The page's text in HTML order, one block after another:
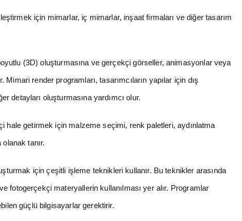
için mimarlar, iç mimarlar, inşaat firmaları ve diğer tasarım
(3D) oluşturmasına ve gerçekçi görseller, animasyonlar veya
render programları, tasarımcıların yapılar için dış
detayları oluşturmasına yardımcı olur.
hale getirmek için malzeme seçimi, renk paletleri, aydınlatma
tanır.
için çeşitli işleme teknikleri kullanır. Bu teknikler arasında
fotogerçekçi materyallerin kullanılması yer alır. Programlar
güçlü bilgisayarlar gerektirir.